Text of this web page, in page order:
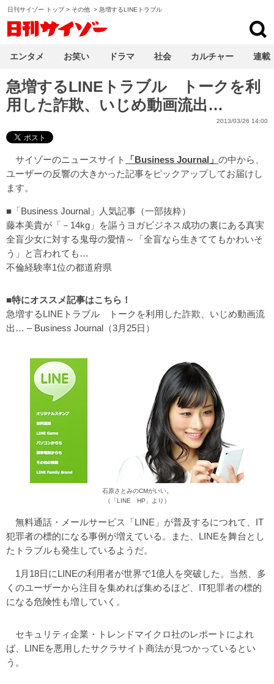
日刊サイゾー トップ> その他 > 急増するLINEトラブル
急増するLINEトラブル トークを利
用した詐欺、いじめ動画流出…
2013/03/26 14:00
サイゾーのニュースサイト 「Business Journal」 の中から、
ユーザーの反響の大きかった記事をピックアップしてお届けし
ます。
■「Business Journal」人気記事（一部抜粋）
藤本美貴が「－14kg」を謳うヨガビジネス成功の裏にある真実
全盲少女に対する鬼母の愛情～「全盲なら生きててもかわいそ
う」と言われても…
不倫経験率1位の都道府県
■特にオススメ記事はこちら！
急増するLINEトラブル トークを利用した詐欺、いじめ動画流
出… – Business Journal（3月25日）
石原さとみのCMがいい。
（「LINE HP」より）
無料通話・メールサービス「LINE」が普及するにつれて、IT
犯罪者の標的になる事例が増えている。また、LINEを舞台とし
たトラブルも発生しているようだ。
1月18日にLINEの利用者が世界で1億人を突破した。当然、多
くのユーザーから注目を集めれば集めるほど、IT犯罪者の標的
になる危険性も増していく。
セキュリティ企業・トレンドマイクロ社のレポートによれ
ば、LINEを悪用したサクラサイト商法が見つかっているとい
う。
エンタメ お笑い ドラマ 社会 カルチャー 連載